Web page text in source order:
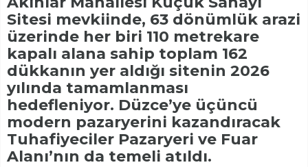
Sitesi mevkiinde, 63 dönümlük arazi
üzerinde her biri 110 metrekare
kapalı alana sahip toplam 162
dükkanın yer aldığı sitenin 2026
yılında tamamlanması
hedefleniyor. Düzce’ye üçüncü
modern pazaryerini kazandıracak
Tuhafiyeciler Pazaryeri ve Fuar
Alanı’nın da temeli atıldı.